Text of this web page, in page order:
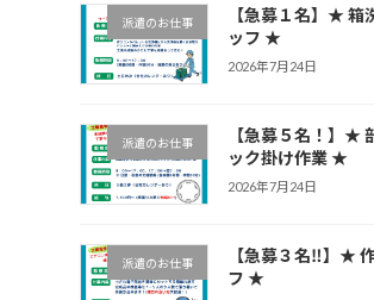
派遣のお仕事
【急募１名】★ 箱
ッフ ★
2026年7月24日
派遣のお仕事
【急募５名！】★
ック掛け作業 ★
2026年7月24日
派遣のお仕事
【急募３名‼】★
フ ★